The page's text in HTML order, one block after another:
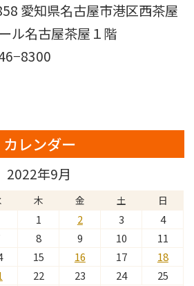
知県名古屋市港区西茶屋
ル名古屋茶屋１階
カレンダー
2022年9月
木 金 土 日
1 2 3
4
8 9 10
11
15 16 17
18
22 23 24
25